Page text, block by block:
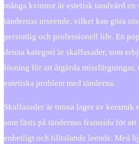
många kvinnor är estetisk tandvård
tändernas utseende, vilket kan göra
personlig och professionell life. En
denna kategori är skalfasader, som
lösning för att åtgärda missfärgningar,
estetiska problem med tänderna.
Skalfasader är tunna lager av keramik
som fästs på tändernas framsida för att
enhetligt och tilltalande leende. Med